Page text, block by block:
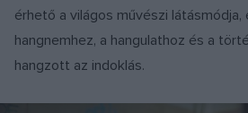
érhető a világos művészi látásmódja,
hangnemhez, a hangulathoz és a
hangzott az indoklás.